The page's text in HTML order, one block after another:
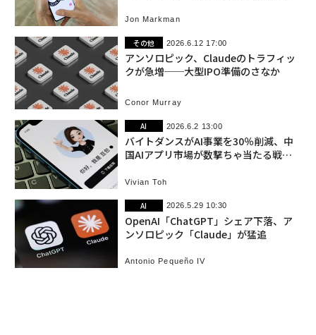
Jon Markman
その他 2026.6.12 17:00
アンソロピック、Claudeのトラフィッ
クが急増──大型IPO準備のさなか
Conor Murray
AI 2026.6.2 13:00
バイトダンスがAI事業を30％削減、中
国AIアプリ市場が数撃ちゃ当たる戦略
Vivian Toh
AI 2026.5.29 10:30
OpenAI「ChatGPT」シェア下落、ア
ンソロピック「Claude」が猛追
Antonio Pequeño IV